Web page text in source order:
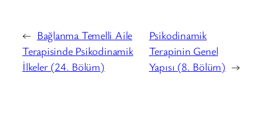
← Bağlanma Temelli Aile
Terapisinde Psikodinamik
İlkeler (24. Bölüm)
Psikodinamik
Terapinin Genel
Yapısı (8. Bölüm) →